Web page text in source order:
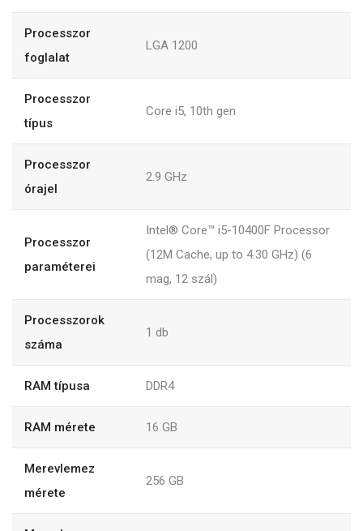
Processzor
foglalat
LGA 1200
Processzor
típus
Core i5, 10th gen
Processzor
órajel
2.9 GHz
Processzor
paraméterei
Intel® Core™ i5-10400F Processor
(12M Cache, up to 4.30 GHz) (6
mag, 12 szál)
Processzorok
száma
1 db
RAM típusa DDR4
RAM mérete 16 GB
Merevlemez
mérete
256 GB